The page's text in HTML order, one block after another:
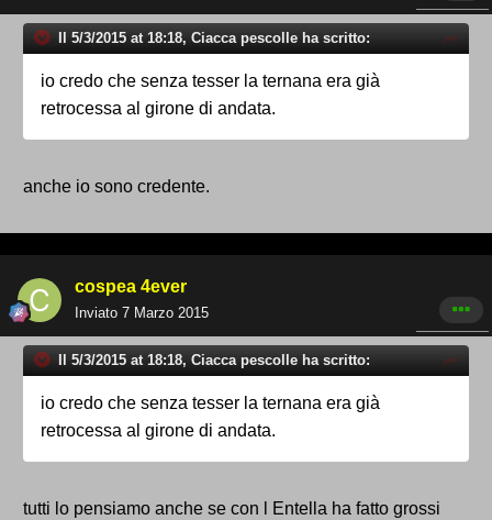
Il 5/3/2015 at 18:18, Ciacca pescolle ha scritto:
io credo che senza tesser la ternana era già
retrocessa al girone di andata.
anche io sono credente.
cospea 4ever
Inviato 7 Marzo 2015
Il 5/3/2015 at 18:18, Ciacca pescolle ha scritto:
io credo che senza tesser la ternana era già
retrocessa al girone di andata.
tutti lo pensiamo anche se con l Entella ha fatto grossi